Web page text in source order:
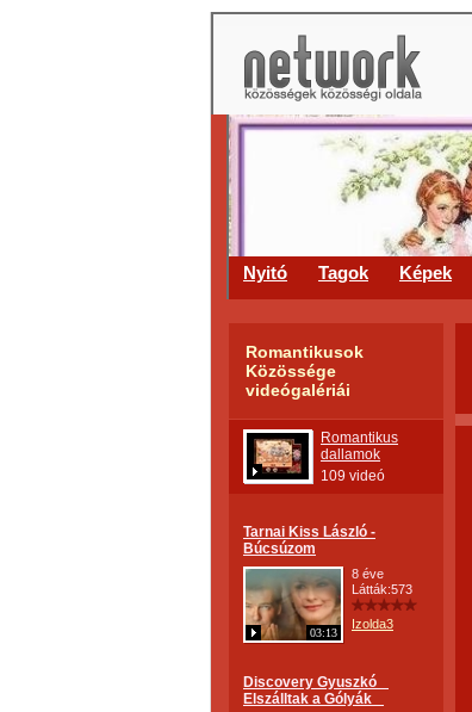
Nyitó Tagok Képek
Romantikusok
Közössége
videógalériái
Romantikus
dallamok
109 videó
Tarnai Kiss László -
Búcsúzom
03:13
8 éve
Látták:573
Izolda3
Discovery Gyuszkó _
Elszálltak a Gólyák _